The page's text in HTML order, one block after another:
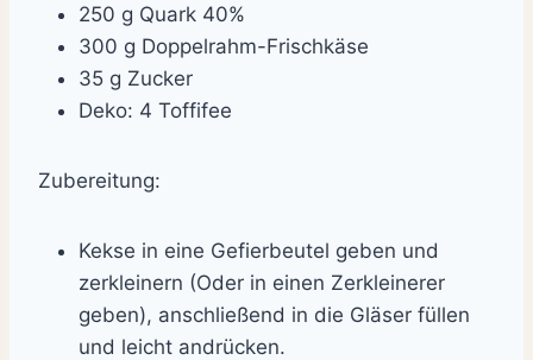
250 g Quark 40%
300 g Doppelrahm-Frischkäse
35 g Zucker
Deko: 4 Toffifee
Zubereitung:
Kekse in eine Gefierbeutel geben und
zerkleinern (Oder in einen Zerkleinerer
geben), anschließend in die Gläser füllen
und leicht andrücken.